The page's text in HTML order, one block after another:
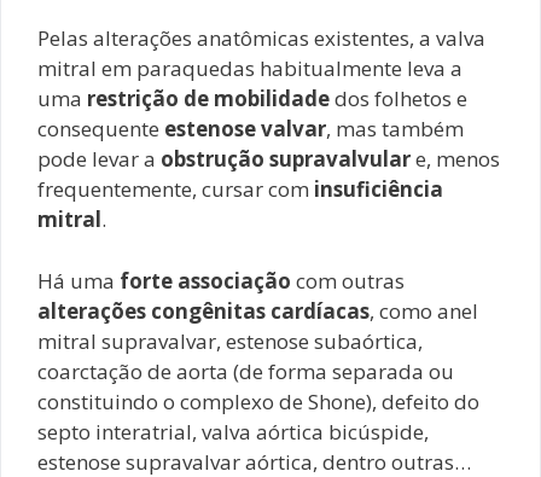
Pelas alterações anatômicas existentes, a valva
mitral em paraquedas habitualmente leva a
uma restrição de mobilidadedos folhetos e
consequente estenose valvar, mas também
pode levar a obstrução supravalvulare, menos
frequentemente, cursar com insuficiência
mitral.
Há uma forte associação com outras
alterações congênitas cardíacas, como anel
mitral supravalvar, estenose subaórtica,
coarctação de aorta (de forma separada ou
constituindo o complexo de Shone), defeito do
septo interatrial, valva aórtica bicúspide,
estenose supravalvar aórtica, dentro outras…